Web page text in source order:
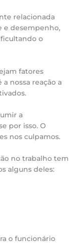
relacionada
e desempenho,
o
fatores
nossa reação a
a
por isso. O
nos culpamos.
no trabalho tem
alguns deles:
o funcionário